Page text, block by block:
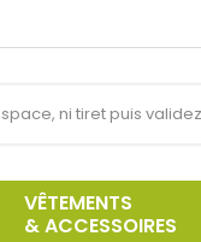
VÊTEMENTS
& ACCESSOIRES